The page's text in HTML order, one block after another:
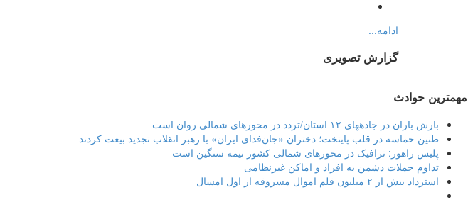
ادامه...
گزارش تصویری
مهمترین حوادث
بارش باران در جادههای ۱۲ استان/تردد در محورهای شمالی روان است
طنین حماسه در قلب پایتخت؛ دختران «جان‌فدای ایران» با رهبر انقلاب تجدید بیعت کردند
پلیس راهور: ترافیک در محورهای شمالی کشور نیمه سنگین است
تداوم حملات دشمن به افراد و اماکن غیرنظامی
استرداد بیش از ۲ میلیون قلم اموال مسروقه از اول امسال